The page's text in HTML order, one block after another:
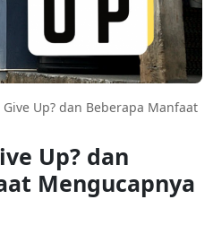
Up? dan Beberapa Manfaat
Up? dan
Mengucapnya